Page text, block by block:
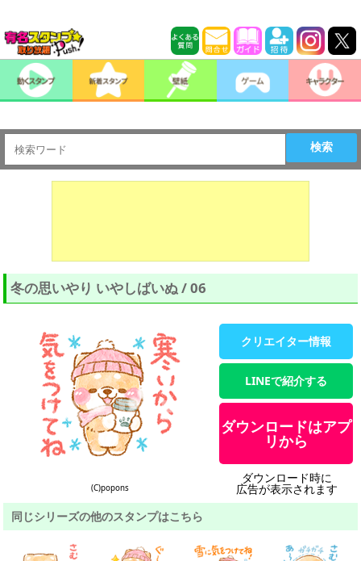
検索
冬の思いやり いやしばいぬ / 06
(C)popons
クリエイター情報
LINEで紹介する
ダウンロードはアプ
リから
ダウンロード時に
広告が表示されます
同じシリーズの他のスタンプはこちら